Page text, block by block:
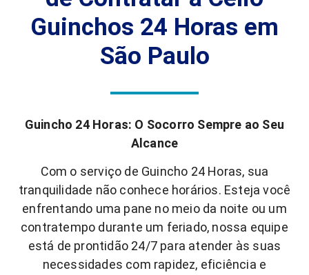
Guinchos 24 Horas em
São Paulo
Guincho 24 Horas: O Socorro Sempre ao Seu
Alcance
Com o serviço de Guincho 24 Horas, sua
tranquilidade não conhece horários. Esteja você
enfrentando uma pane no meio da noite ou um
contratempo durante um feriado, nossa equipe
está de prontidão 24/7 para atender às suas
necessidades com rapidez, eficiência e